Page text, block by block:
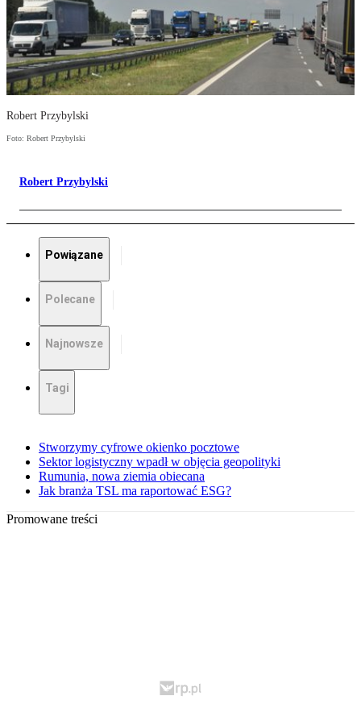
Robert Przybylski
Foto: Robert Przybylski
Robert Przybylski
Powiązane
Polecane
Najnowsze
Tagi
Stworzymy cyfrowe okienko pocztowe
Sektor logistyczny wpadł w objęcia geopolityki
Rumunia, nowa ziemia obiecana
Jak branża TSL ma raportować ESG?
Promowane treści